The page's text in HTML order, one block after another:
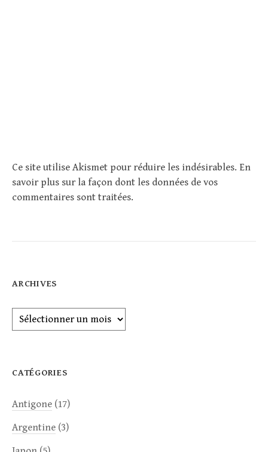
Ce site utilise Akismet pour réduire les indésirables. En
savoir plus sur la façon dont les données de vos
commentaires sont traitées.
ARCHIVES
Archives
CATÉGORIES
Antigone (17)
Argentine (3)